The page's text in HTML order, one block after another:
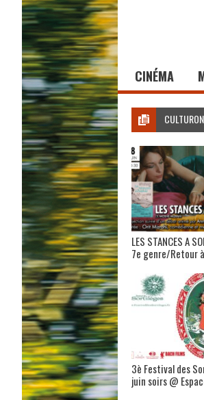
CINÉMA
LES STANCES A
7e genre/Retour
3è Festival des
juin soirs @